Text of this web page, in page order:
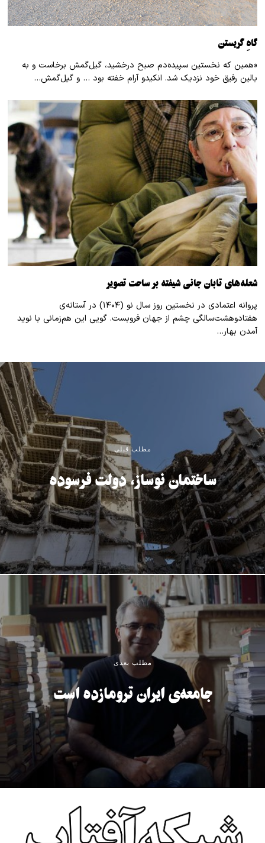
گاهِ گریستن
«همین که نخستین سپیده‌دم صبح درخشید، گیل‌گمش برخاست و به
بالین رفیق خود نزدیک شد. انکیدو آرام خفته بود … و گیل‌گمش…
شعله‌های تابان جانی شیفته بر ساحت تصویر
پروانه اعتمادی در نخستین روز سال نو (۱۴۰۴) در آستانه‌ی
هفتادوهشت‌سالگی چشم از جهان فروبست. گویی این هم‌زمانی با نوید
آمدن بهار…
مطلب قبلی
ساختمان نوساز، دولت فرسوده
مطلب بعدی
جامعه‌ی ایران ترومازده است